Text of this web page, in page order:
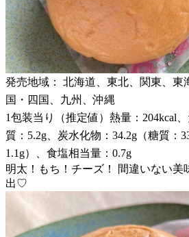
発売地域： 北海道、東北、関東、東
国・四国、九州、沖縄
1包装当り（推定値）熱量：204kcal
質：5.2g、炭水化物：34.2g（糖質：
1.1g）、食塩相当量：0.7g
明太！もち！チーズ！ 間違いない美
出♡